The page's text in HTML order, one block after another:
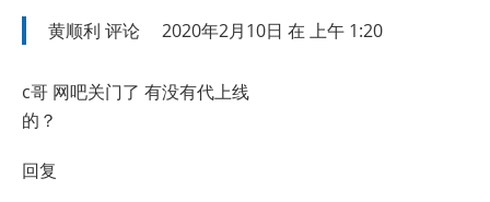
黄顺利 评论 2020年2月10日 在 上午 1:20
c哥 网吧关门了 有没有代上线
的？
回复